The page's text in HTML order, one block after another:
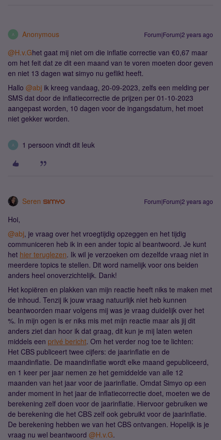
A Anonymous Forum|Forum|2 years ago
@H.v.Ghet gaat mij niet om die inflatie correctie van €0,67 maar
om het feit dat ze dit een maand van te voren moeten door geven
en niet 13 dagen wat simyo nu geflikt heeft.
Hallo @abj ik kreeg vandaag, 20-09-2023, zelfs een melding per
SMS dat door de inflatiecorrectie de prijzen per 01-10-2023
aangepast worden, 10 dagen voor de ingangsdatum, het moet
niet gekker worden.
A 1 persoon vindt dit leuk
Seren Forum|Forum|2 years ago
Hoi,
@abj, je vraag over het vroegtijdig opzeggen en het tijdig
communiceren heb ik in een ander topic al beantwoord. Je kunt
het hier teruglezen. Ik wil je verzoeken om dezelfde vraag niet in
meerdere topics te stellen. Dit word namelijk voor ons beiden
anders heel onoverzichtelijk. Dank!
Het kopiëren en plakken van mijn reactie heeft niks te maken met
de inhoud. Tenzij ik jouw vraag natuurlijk niet heb kunnen
beantwoorden maar volgens mij was je vraag duidelijk over het
%. In mijn ogen is er niks mis met mijn reactie maar als jij dit
anders ziet dan hoor ik dat graag, dit kun je mij laten weten
middels een privé bericht. Om het verder nog toe te lichten:
Het CBS publiceert twee cijfers: de jaarinflatie en de
maandinflatie. De maandinflatie wordt elke maand gepubliceerd,
en 1 keer per jaar nemen ze het gemiddelde van alle 12
maanden van het jaar voor de jaarinflatie. Omdat Simyo op een
ander moment in het jaar de inflatiecorrectie doet, moeten we de
berekening zelf doen voor de jaarinflatie. Hiervoor gebruiken we
de berekening die het CBS zelf ook gebruikt voor de jaarinflatie.
De berekening hebben we van het CBS ontvangen. Hopelijk is je
vraag nu wel beantwoord @H.v.G.